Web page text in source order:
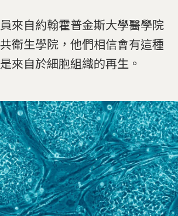
來自約翰霍普金斯大學醫學院
衛生學院，他們相信會有這種
來自於細胞組織的再生。